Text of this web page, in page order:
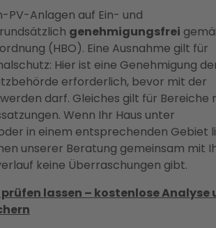
PV-Anlagen auf Ein- und
genehmigungsfrei
(HBO). Eine Ausnahme gilt für
Hier ist eine Genehmigung
erforderlich, bevor mit der
darf. Gleiches gilt für Bereiche
Wenn Ihr Haus unter
in einem entsprechenden Gebiet
unserer Beratung gemeinsam mit
keine Überraschungen gibt.
lassen – kostenlose Analyse